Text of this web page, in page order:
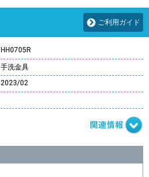
ご利用ガイド
HH0705R
手洗金具
2023/02